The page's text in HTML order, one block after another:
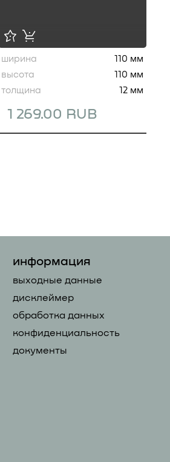
1 269.00 RUB
ширина
110 мм
высота
110 мм
толщина
12 мм
информация
выходные данные
дисклеймер
обработка данных
конфиденциальность
документы